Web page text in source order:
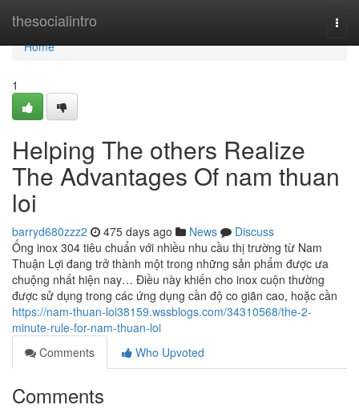
thesocialintro
Home
Home
1
Helping The others Realize
The Advantages Of nam thuan
loi
barryd680zzz2 475 days ago News
Discuss
Ống inox 304 tiêu chuẩn với nhiều nhu cầu thị trường từ Nam
Thuận Lợi đang trở thành một trong những sản phẩm được ưa
chuộng nhất hiện nay… Điều này khiến cho inox cuộn thường
được sử dụng trong các ứng dụng cần độ co giãn cao, hoặc cần
https://nam-thuan-loi38159.wssblogs.com/34310568/the-2-
minute-rule-for-nam-thuan-loi
Comments
Who Upvoted
Comments